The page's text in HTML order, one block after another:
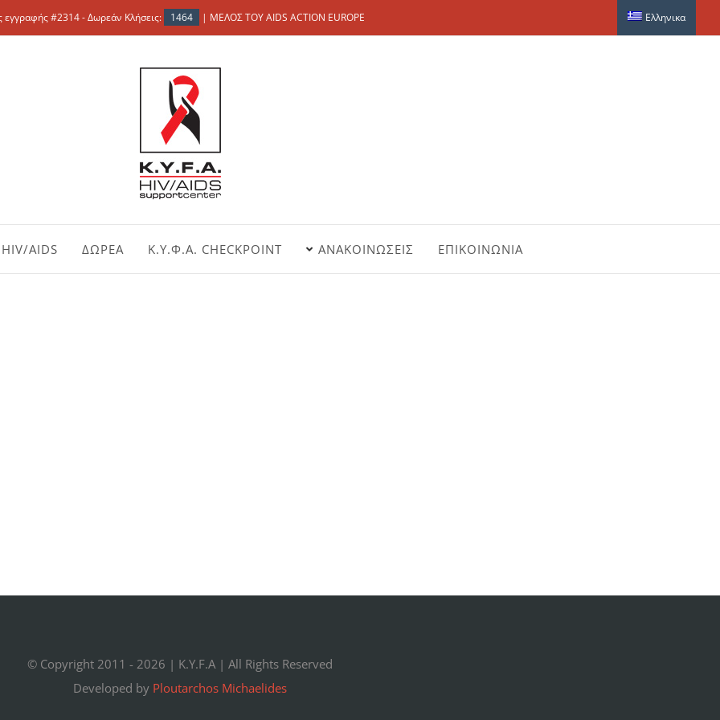
#2314 - Δωρεάν Κλήσεις: 1464 | ΜΕΛΟΣ ΤΟΥ AIDS ACTION EUROPE Ελληνικα
HIV/AIDS ΔΩΡΕΑ Κ.Υ.Φ.Α. CHECKPOINT ΑΝΑΚΟΙΝΩΣΕΙΣ ΕΠΙΚΟΙΝΩΝΙΑ
© Copyright 2011 - 2026 | K.Y.F.A| All Rights Reserved
Developed by Ploutarchos Michaelides